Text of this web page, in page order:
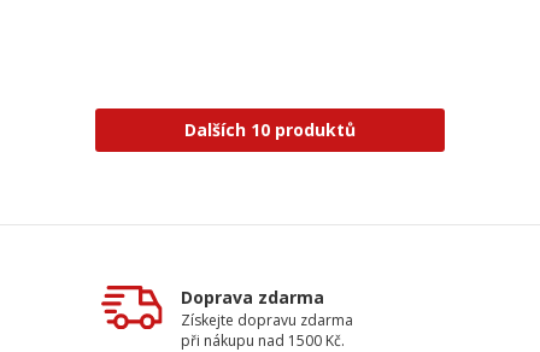
Dalších 10 produktů
Doprava zdarma
Získejte dopravu zdarma
při nákupu nad 1500 Kč.